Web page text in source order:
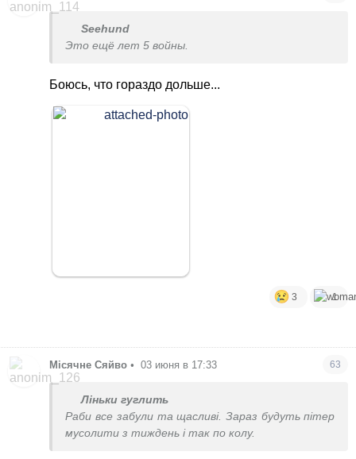
Seehund
Это ещё лет 5 войны.
Боюсь, что гораздо дольше...
3 1
Місячне Сяйво • 03 июня в 17:33 63
Ліньки гуглить
Раби все забули та щасливі. Зараз будуть пітер
мусолити з тиждень і так по колу.